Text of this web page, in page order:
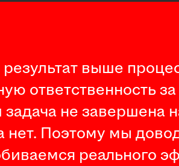
выше
ответственность
задача не завершена
нет. Поэтому мы
реального